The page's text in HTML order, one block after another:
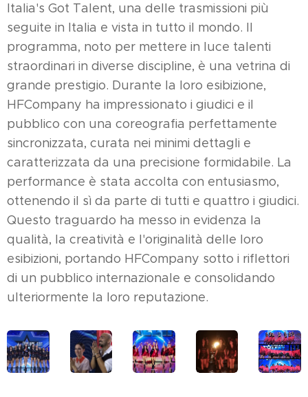
Italia's Got Talent, una delle trasmissioni più
seguite in Italia e vista in tutto il mondo. Il
programma, noto per mettere in luce talenti
straordinari in diverse discipline, è una vetrina di
grande prestigio. Durante la loro esibizione,
HFCompany ha impressionato i giudici e il
pubblico con una coreografia perfettamente
sincronizzata, curata nei minimi dettagli e
caratterizzata da una precisione formidabile. La
performance è stata accolta con entusiasmo,
ottenendo il sì da parte di tutti e quattro i giudici.
Questo traguardo ha messo in evidenza la
qualità, la creatività e l'originalità delle loro
esibizioni, portando HFCompany sotto i riflettori
di un pubblico internazionale e consolidando
ulteriormente la loro reputazione.